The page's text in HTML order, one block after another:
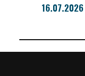
16.07.2026